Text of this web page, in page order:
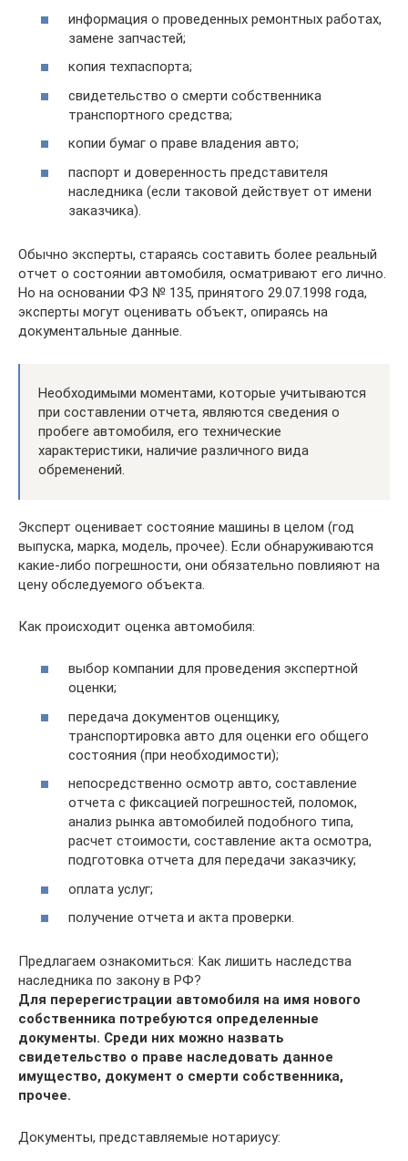
информация о проведенных ремонтных работах,
замене запчастей;
копия техпаспорта;
свидетельство о смерти собственника
транспортного средства;
копии бумаг о праве владения авто;
паспорт и доверенность представителя
наследника (если таковой действует от имени
заказчика).
Обычно эксперты, стараясь составить более реальный
отчет о состоянии автомобиля, осматривают его лично.
Но на основании ФЗ № 135, принятого 29.07.1998 года,
эксперты могут оценивать объект, опираясь на
документальные данные.
Необходимыми моментами, которые учитываются
при составлении отчета, являются сведения о
пробеге автомобиля, его технические
характеристики, наличие различного вида
обременений.
Эксперт оценивает состояние машины в целом (год
выпуска, марка, модель, прочее). Если обнаруживаются
какие-либо погрешности, они обязательно повлияют на
цену обследуемого объекта.
Как происходит оценка автомобиля:
выбор компании для проведения экспертной
оценки;
передача документов оценщику,
транспортировка авто для оценки его общего
состояния (при необходимости);
непосредственно осмотр авто, составление
отчета с фиксацией погрешностей, поломок,
анализ рынка автомобилей подобного типа,
расчет стоимости, составление акта осмотра,
подготовка отчета для передачи заказчику;
оплата услуг;
получение отчета и акта проверки.
Предлагаем ознакомиться: Как лишить наследства
наследника по закону в РФ?
Для перерегистрации автомобиля на имя нового
собственника потребуются определенные
документы. Среди них можно назвать
свидетельство о праве наследовать данное
имущество, документ о смерти собственника,
прочее.
Документы, представляемые нотариусу: